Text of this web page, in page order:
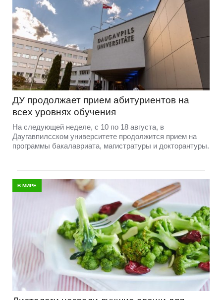
ДУ продолжает прием абитуриентов на
всех уровнях обучения
На следующей неделе, с 10 по 18 августа, в
Даугавпилсском университете продолжится прием на
программы бакалавриата, магистратуры и докторантуры.
В МИРЕ